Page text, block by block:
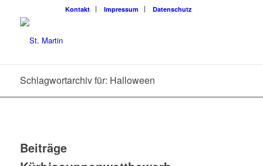
Kon­takt Impres­sum Daten­schutz
Schlagwortarchiv für: Halloween
Beiträge